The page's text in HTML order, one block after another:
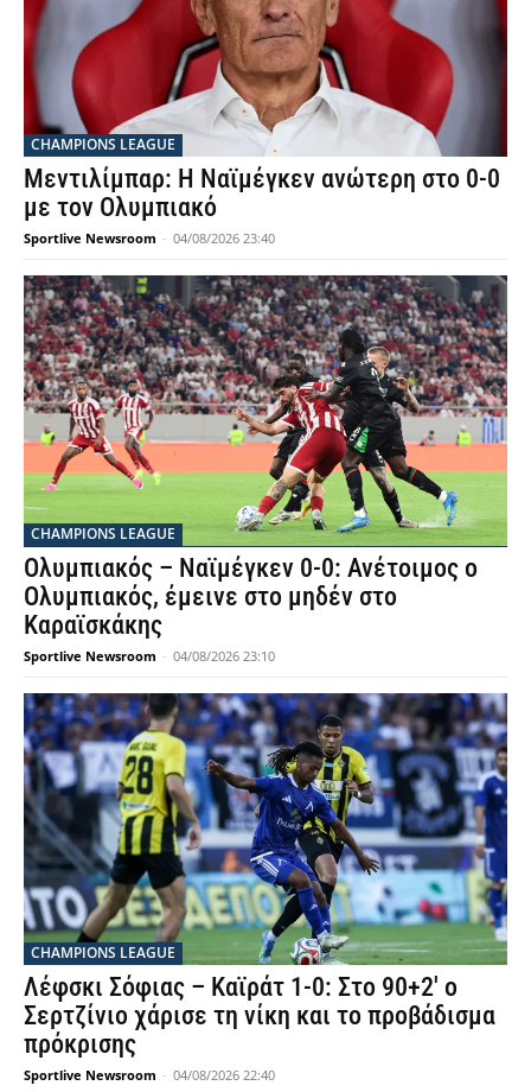
CHAMPIONS LEAGUE
Μεντιλίμπαρ: Η Ναϊμέγκεν ανώτερη στο 0-0
με τον Ολυμπιακό
Sportlive Newsroom - 04/08/2026 23:40
CHAMPIONS LEAGUE
Ολυμπιακός – Ναϊμέγκεν 0-0: Ανέτοιμος ο
Ολυμπιακός, έμεινε στο μηδέν στο
Καραϊσκάκης
Sportlive Newsroom - 04/08/2026 23:10
CHAMPIONS LEAGUE
Λέφσκι Σόφιας – Καϊράτ 1-0: Στο 90+2′ ο
Σερτζίνιο χάρισε τη νίκη και το προβάδισμα
πρόκρισης
Sportlive Newsroom - 04/08/2026 22:40